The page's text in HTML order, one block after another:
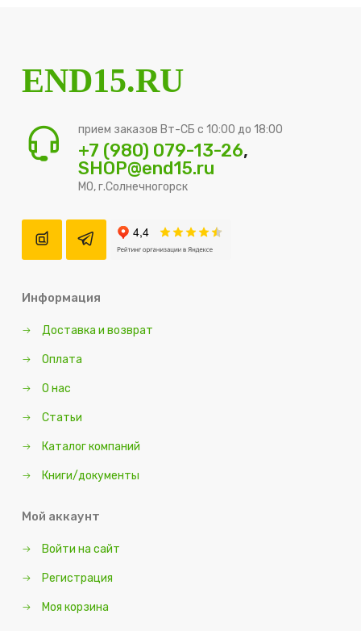
END15.RU
прием заказов Вт-СБ с 10:00 до 18:00
+7 (980) 079-13-26,
SHOP@end15.ru
МО, г.Солнечногорск
Информация
Доставка и возврат
Оплата
О нас
Статьи
Каталог компаний
Книги/документы
Мой аккаунт
Войти на сайт
Регистрация
Моя корзина